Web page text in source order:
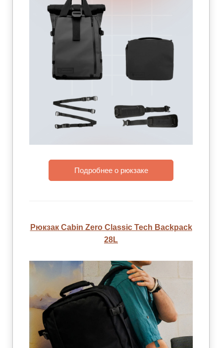
Подробнее о рюкзаке
Рюкзак Cabin Zero Classic Tech Backpack
28L